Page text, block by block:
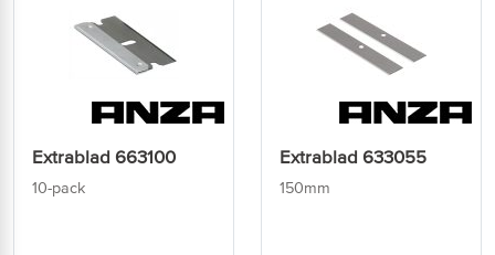
Extrablad 663100
10-pack
Extrablad 633055
150mm